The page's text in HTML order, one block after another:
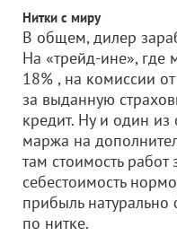
Нитки с миру
В общем, дилер
На «трейд-ине», где
18% , на комиссии
за выданную
кредит. Ну и один
маржа на
там стоимость
себестоимость
прибыль
по нитке.